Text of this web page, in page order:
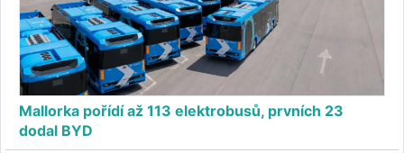
Mallorka pořídí až 113 elektrobusů, prvních 23
dodal BYD